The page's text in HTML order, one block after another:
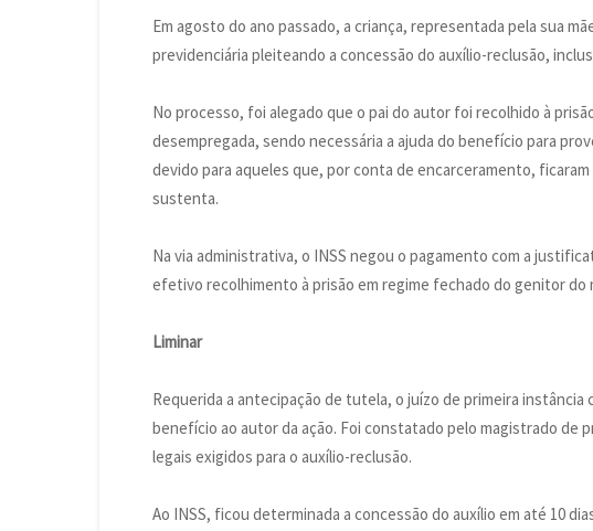
Em agosto do ano passado, a criança, representada pela sua
previdenciária pleiteando a concessão do auxílio-reclusão,
No processo, foi alegado que o pai do autor foi recolhido à
desempregada, sendo necessária a ajuda do benefício para
devido para aqueles que, por conta de encarceramento,
sustenta.
Na via administrativa, o INSS negou o pagamento com a
efetivo recolhimento à prisão em regime fechado do genitor do
Liminar
Requerida a antecipação de tutela, o juízo de primeira instância
benefício ao autor da ação. Foi constatado pelo magistrado de
legais exigidos para o auxílio-reclusão.
Ao INSS, ficou determinada a concessão do auxílio em até 10